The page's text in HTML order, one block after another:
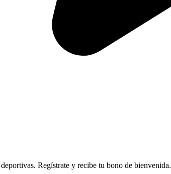
Regístrate y recibe tu bono de bienvenida.